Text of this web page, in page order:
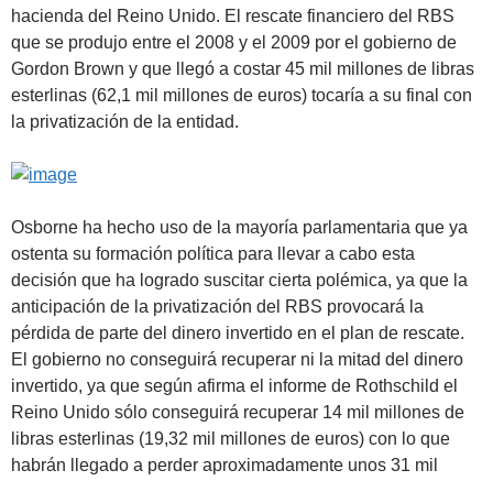
hacienda del Reino Unido. El rescate financiero del RBS
que se produjo entre el 2008 y el 2009 por el gobierno de
Gordon Brown y que llegó a costar 45 mil millones de libras
esterlinas (62,1 mil millones de euros) tocaría a su final con
la privatización de la entidad.
Osborne ha hecho uso de la mayoría parlamentaria que ya
ostenta su formación política para llevar a cabo esta
decisión que ha logrado suscitar cierta polémica, ya que la
anticipación de la privatización del RBS provocará la
pérdida de parte del dinero invertido en el plan de rescate.
El gobierno no conseguirá recuperar ni la mitad del dinero
invertido, ya que según afirma el informe de Rothschild el
Reino Unido sólo conseguirá recuperar 14 mil millones de
libras esterlinas (19,32 mil millones de euros) con lo que
habrán llegado a perder aproximadamente unos 31 mil